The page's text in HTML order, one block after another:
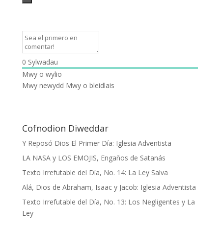
0 Sylwadau
Mwy o wylio
Mwy newydd Mwy o bleidlais
Cofnodion Diweddar
Y Reposó Dios El Primer Día: Iglesia Adventista
LA NASA y LOS EMOJIS, Engaños de Satanás
Texto Irrefutable del Día, No. 14: La Ley Salva
Alá, Dios de Abraham, Isaac y Jacob: Iglesia Adventista
Texto Irrefutable del Día, No. 13: Los Negligentes y La
Ley